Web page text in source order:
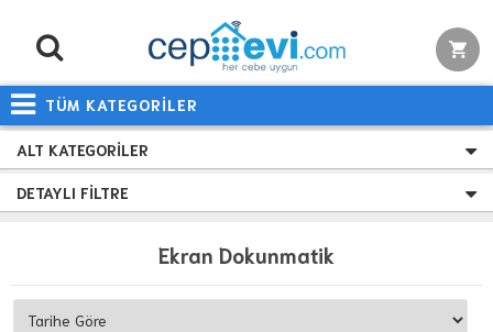
TÜM KATEGORİLER
ALT KATEGORILER
DETAYLI FILTRE
Ekran Dokunmatik